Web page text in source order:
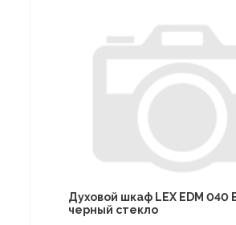
Духовой шкаф LEX EDM 040
черный стекло